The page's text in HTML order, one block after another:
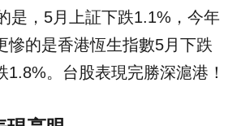
是，5月上証下跌1.1%，今年
慘的是香港恆生指數5月下跌
1.8%。台股表現完勝深滬港！